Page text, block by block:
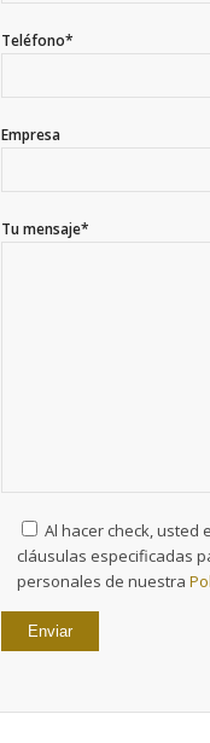
Teléfono*
Empresa
Tu mensaje*
Al hacer check, usted
cláusulas especificadas
personales de nuestra